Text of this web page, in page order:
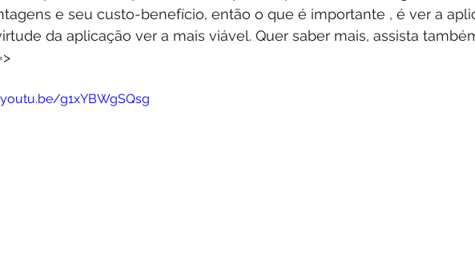
e seu custo-benefício, então o que é importante , é ver a
da aplicação ver a mais viável. Quer saber mais, assista
g1xYBWgSQsg